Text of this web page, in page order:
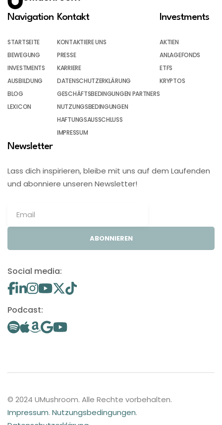
Navigation
STARTSEITE
BEWEGUNG
INVESTMENTS
AUSBILDUNG
BLOG
LEXICON
Kontakt
KONTAKTIERE UNS
PRESSE
KARRIERE
DATENSCHUTZERKLÄRUNG
GESCHÄFTSBEDINGUNGEN PARTNERS
NUTZUNGSBEDINGUNGEN
HAFTUNGSAUSSCHLUSS
IMPRESSUM
Investments
AKTIEN
ANLAGEFONDS
ETFS
KRYPTOS
Newsletter
Lass dich inspirieren, bleibe mit uns auf dem Laufenden
und abonniere unseren Newsletter!
ABONNIEREN
Social media:
Podcast:
© 2024 UMushroom. Alle Rechte vorbehalten.
Impressum. Nutzungsbedingungen.